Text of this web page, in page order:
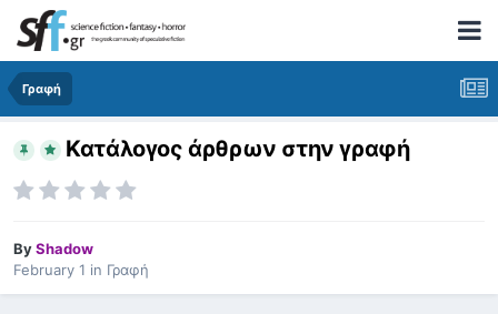
Γραφή
Κατάλογος άρθρων στην γραφή
ByShadow
February 1 in Γραφή